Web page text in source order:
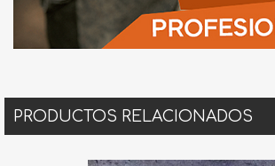
PRODUCTOS RELACIONADOS